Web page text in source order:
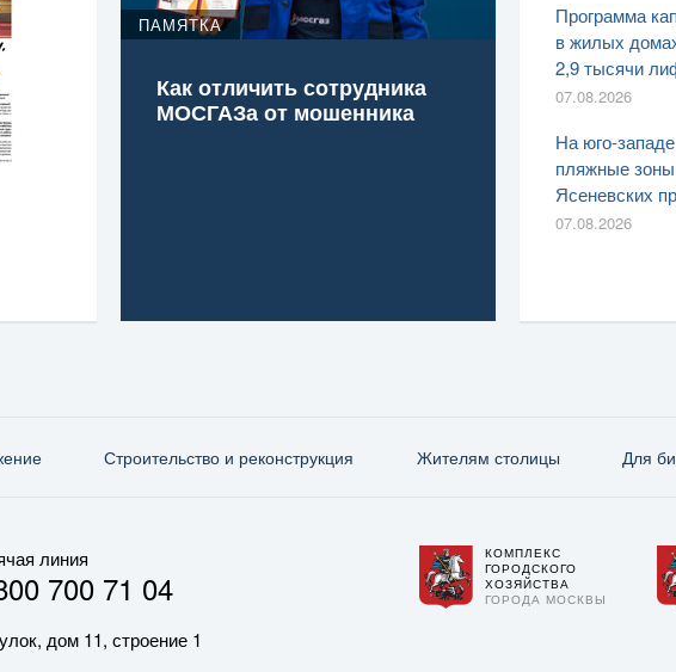
ПАМЯТКА
Как отличить сотрудника
МОСГАЗа от мошенника
Программа
в жилых
2,9 тысячи
07.08.2026
На юго-
пляжные
Ясеневских
07.08.2026
Строительство и реконструкция Жителям столицы Для
линия
700 71 04
дом 11, строение 1
КОМПЛЕКС
ГОРОДСКОГО
ХОЗЯЙСТВА
ГОРОДА МОСКВЫ